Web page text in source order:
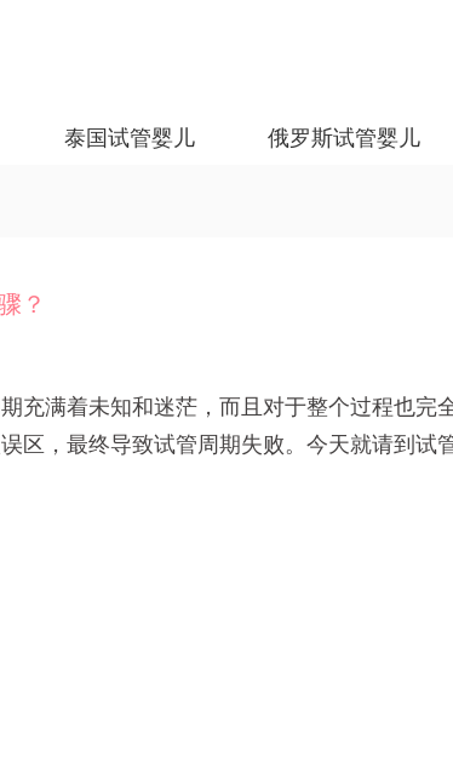
泰国试管婴儿 俄罗斯试管婴儿
？
充满着未知和迷茫，而且对于整个过程也完
区，最终导致试管周期失败。今天就请到试